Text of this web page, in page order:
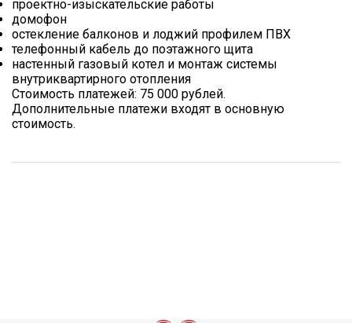
проектно-изыскательские работы
домофон
остекление балконов и лоджий профилем ПВХ
телефонный кабель до поэтажного щита
настенный газовый котел и монтаж системы
внутриквартирного отопления
Стоимость платежей: 75 000 рублей.
Дополнительные платежи входят в основную
стоимость.